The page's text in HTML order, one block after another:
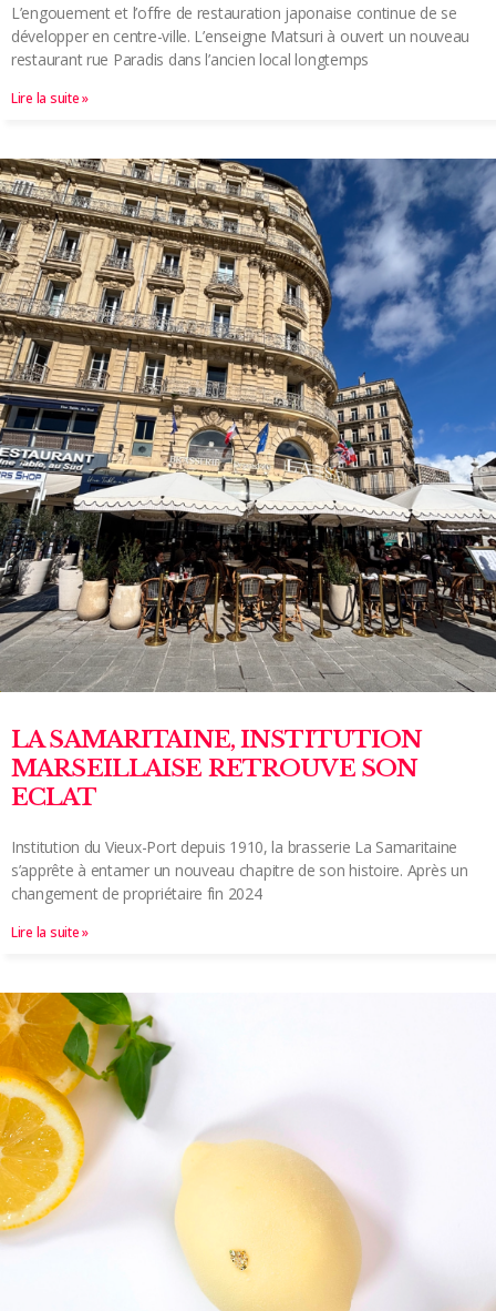
L’engouement et l’offre de restauration japonaise continue de se
développer en centre-ville. L’enseigne Matsuri à ouvert un nouveau
restaurant rue Paradis dans l’ancien local longtemps
Lire la suite »
LA SAMARITAINE, INSTITUTION
MARSEILLAISE RETROUVE SON
ECLAT
Institution du Vieux-Port depuis 1910, la brasserie La Samaritaine
s’apprête à entamer un nouveau chapitre de son histoire. Après un
changement de propriétaire fin 2024
Lire la suite »